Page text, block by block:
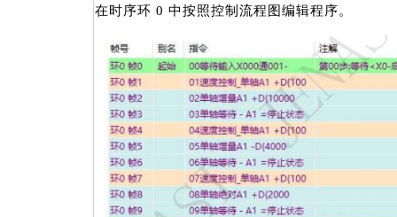
在时序环 0 中按照控制流程图编辑程序。